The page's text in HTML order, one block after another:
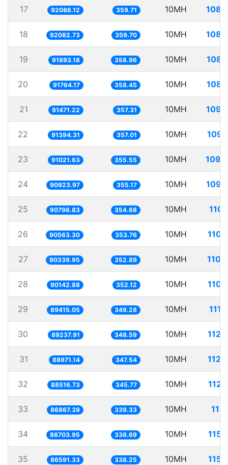
17 92086.12 359.71 10MH
18 92082.73 359.70 10MH
19 91893.18 358.96 10MH
20 91764.17 358.45 10MH
21 91471.22 357.31 10MH
22 91394.31 357.01 10MH
23 91021.63 355.55 10MH
24 90923.97 355.17 10MH
25 90796.83 354.68 10MH
26 90563.30 353.76 10MH
27 90339.95 352.89 10MH
28 90142.88 352.12 10MH
29 89415.05 349.28 10MH
30 89237.91 348.59 10MH
31 88971.14 347.54 10MH
32 88516.73 345.77 10MH
33 86867.39 339.33 10MH
34 86703.95 338.69 10MH
35 86591.33 338.25 10MH